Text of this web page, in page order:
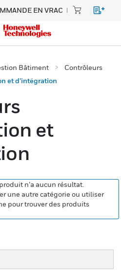
EN VRAC
Bâtiment
Contrôleurs
et d’intégration
et
n’a aucun résultat.
une autre catégorie ou utiliser
pour trouver des produits